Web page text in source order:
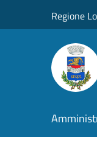
Regione